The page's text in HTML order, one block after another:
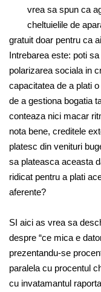
vrea sa spun ca
cheltuielile de
gratuit doar pentru ca
Intrebarea este: poti
polarizarea sociala in
capacitatea de a plati
de a gestiona bogatia
conteaza nici macar
nota bene, creditele
platesc din venituri
sa plateasca aceasta
ridicat pentru a plati
aferente?
SI aici as vrea sa
despre “ce mica e
prezentandu-se
paralela cu procentul
cu invatamantul